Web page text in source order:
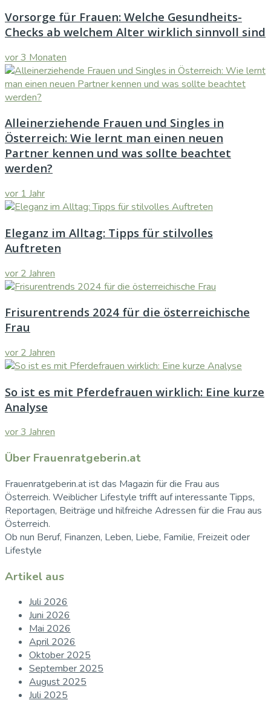
Vorsorge für Frauen: Welche Gesundheits-
Checks ab welchem Alter wirklich sinnvoll sind
vor 3 Monaten
Alleinerziehende Frauen und Singles in
Österreich: Wie lernt man einen neuen
Partner kennen und was sollte beachtet
werden?
vor 1 Jahr
Eleganz im Alltag: Tipps für stilvolles
Auftreten
vor 2 Jahren
Frisurentrends 2024 für die österreichische
Frau
vor 2 Jahren
So ist es mit Pferdefrauen wirklich: Eine kurze
Analyse
vor 3 Jahren
Über Frauenratgeberin.at
Frauenratgeberin.at ist das Magazin für die Frau aus
Österreich. Weiblicher Lifestyle trifft auf interessante Tipps,
Reportagen, Beiträge und hilfreiche Adressen für die Frau aus
Österreich.
Ob nun Beruf, Finanzen, Leben, Liebe, Familie, Freizeit oder
Lifestyle
Artikel aus
Juli 2026
Juni 2026
Mai 2026
April 2026
Oktober 2025
September 2025
August 2025
Juli 2025